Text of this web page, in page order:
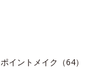
ポイントメイク（64）